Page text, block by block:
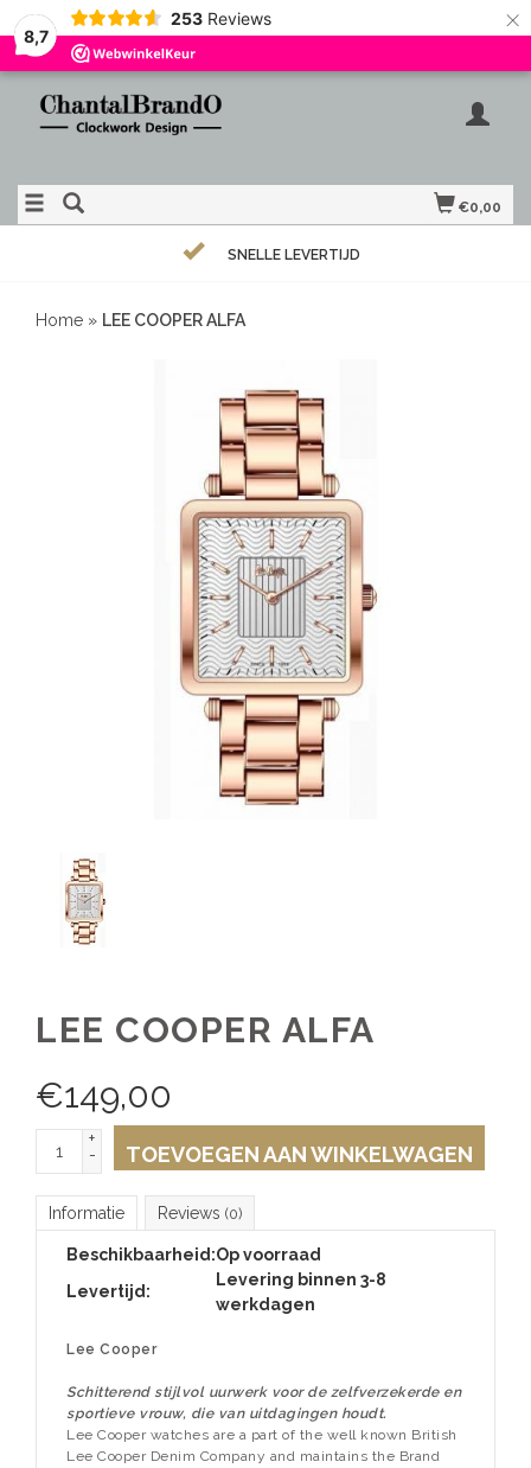
8,7
253 Reviews ×
€0,00
SNELLE LEVERTIJD
Home » LEE COOPER ALFA
LEE COOPER ALFA
€149,00
+
-
TOEVOEGEN AAN WINKELWAGEN
Informatie Reviews (0)
Beschikbaarheid:Op voorraad
Levertijd:
Levering binnen 3-8
werkdagen
Lee Cooper
Schitterend stijlvol uurwerk voor de zelfverzekerde en
sportieve vrouw, die van uitdagingen houdt.
Lee Cooper watches are a part of the well known British
Lee Cooper Denim Company and maintains the Brand